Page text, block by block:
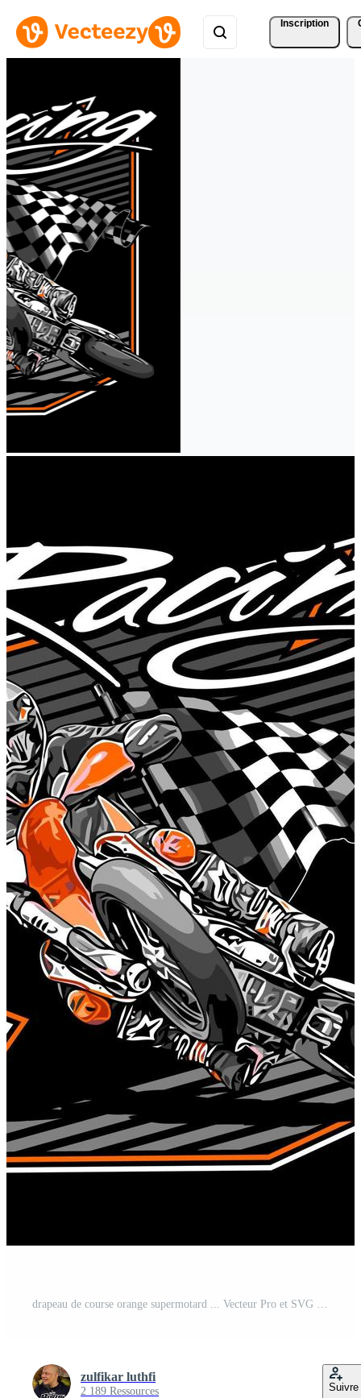
Inscription
drapeau de course orange supermotard ... Vecteur Pro et SVG Pro
zulfikar luthfi
2 189 Ressources Suivre